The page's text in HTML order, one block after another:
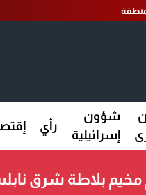
شؤون
إسرائيلية
رأي
مخيم بلاطة شرق